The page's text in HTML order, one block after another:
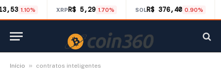
1.10% XRPR$ 5,29 1.70% SOLR$ 376,40 0.90%
Início » contratos inteligentes